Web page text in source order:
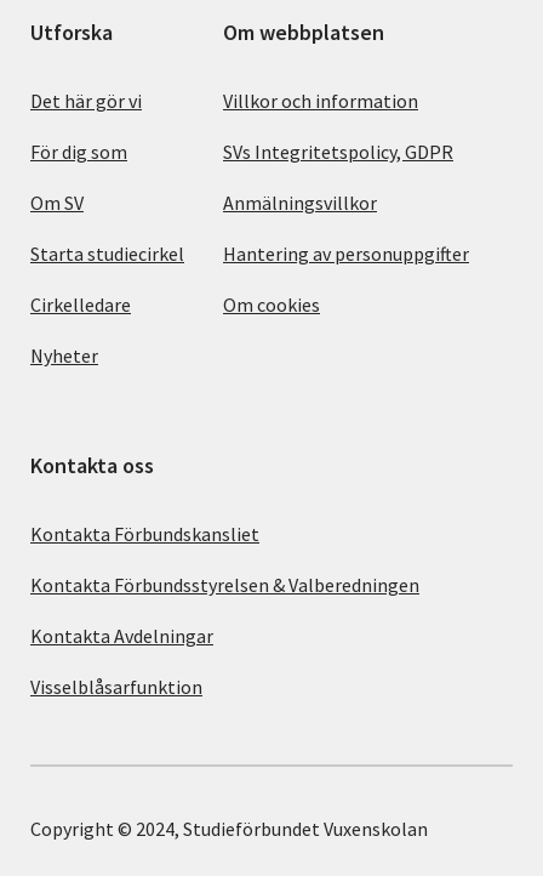
Utforska
Det här gör vi
För dig som
Om SV
Starta studiecirkel
Cirkelledare
Nyheter
Om webbplatsen
Villkor och information
SVs Integritetspolicy, GDPR
Anmälningsvillkor
Hantering av personuppgifter
Om cookies
Kontakta oss
Kontakta Förbundskansliet
Kontakta Förbundsstyrelsen & Valberedningen
Kontakta Avdelningar
Visselblåsarfunktion
Copyright © 2024, Studieförbundet Vuxenskolan